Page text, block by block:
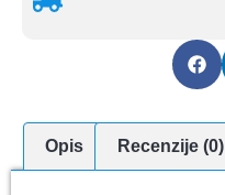
Opis Recenzije (0)